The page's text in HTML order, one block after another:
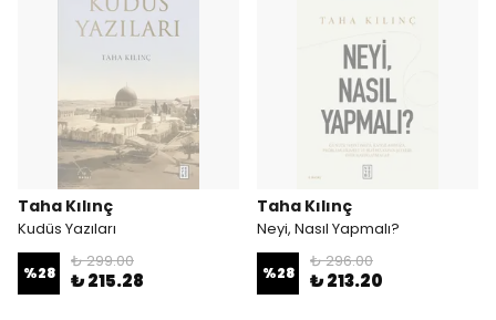
Taha Kılınç
Kudüs Yazıları
%28
₺ 299.00
₺ 215.28
Taha Kılınç
Neyi, Nasıl Yapmalı?
%28
₺ 296.00
₺ 213.20